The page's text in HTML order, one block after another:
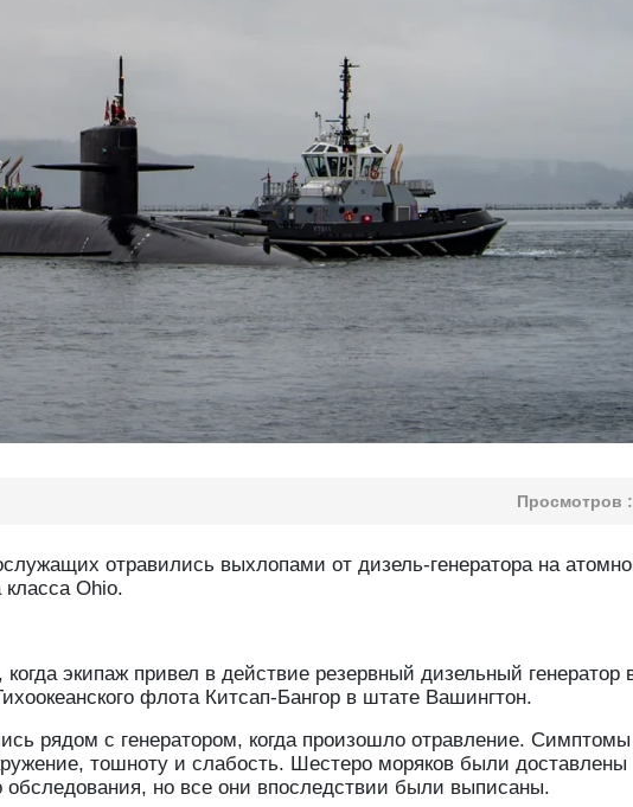
Просмотров :
отравились выхлопами от дизель-генератора на
Ohio.
экипаж привел в действие резервный дизельный генератор
флота Китсап-Бангор в штате Вашингтон.
рядом с генератором, когда произошло отравление. Симптомы
тошноту и слабость. Шестеро моряков были доставлены
но все они впоследствии были выписаны.